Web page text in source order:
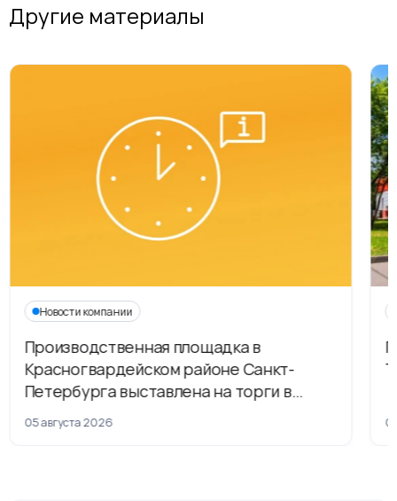
Другие материалы
Новости компании
Производственная площадка в
Красногвардейском районе Санкт-
Петербурга выставлена на торги в
рамках приватизации
05 августа 2026